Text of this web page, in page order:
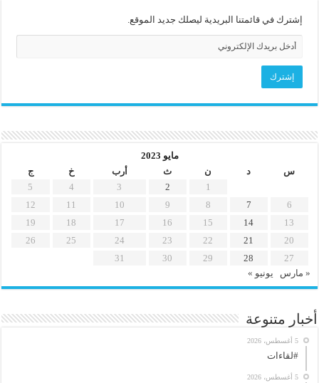
إشترك في قائمتنا البريدية ليصلك جديد الموقع.
مايو 2023
س
د ن ث أرب خ
ج
1
2
3
4
5
6
7
8
9
10
11
12
13
14
15
16
17
18
19
20
21
22
23
24
25
26
27
28
29
30
31
« مارس
يونيو »
أخبار متنوعة
5 أغسطس، 2026
#لقاءات
5 أغسطس، 2026